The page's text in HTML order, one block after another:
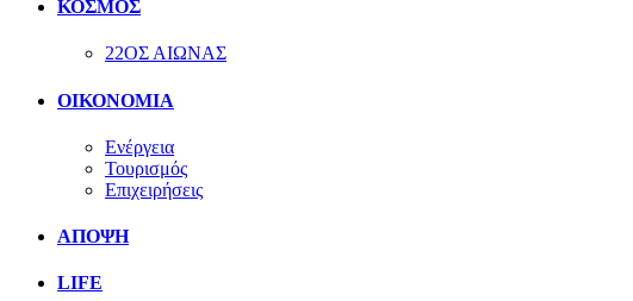
ΚΟΣΜΟΣ
22ΟΣ ΑΙΩΝΑΣ
ΟΙΚΟΝΟΜΙΑ
Ενέργεια
Τουρισμός
Επιχειρήσεις
ΑΠΟΨΗ
LIFE